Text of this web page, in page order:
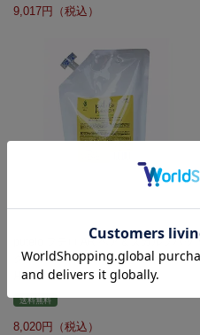
9,017
putelo プテロ AR ヘア＆スカルプパッ
ク グランディール 1000g (詰替) 業務
用
送料無料
8,020